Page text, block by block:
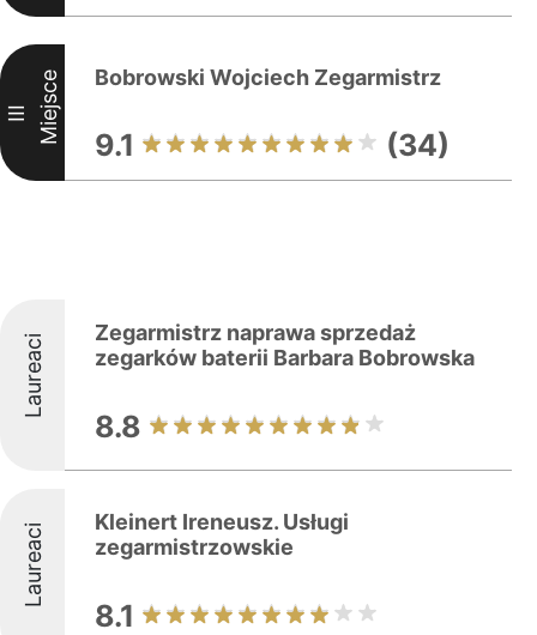
III Miejsce Bobrowski Wojciech Zegarmistrz
9.1 (34)
Laureaci
Zegarmistrz naprawa sprzedaż
zegarków baterii Barbara Bobrowska
8.8
Laureaci
Kleinert Ireneusz. Usługi
zegarmistrzowskie
8.1